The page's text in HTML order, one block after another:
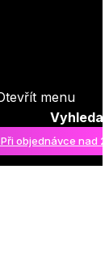
menu
Vyhledat
nad